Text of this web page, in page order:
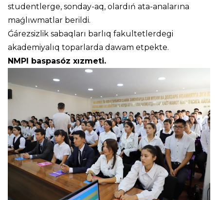
studentlerge, sonday-aq, olardıń ata-analarına
maǵlıwmatlar berildi.
Ǵárezsizlik sabaqları barlıq fakultetlerdegi
akademiyalıq toparlarda dawam etpekte.
NMPI baspasóz xızmeti.